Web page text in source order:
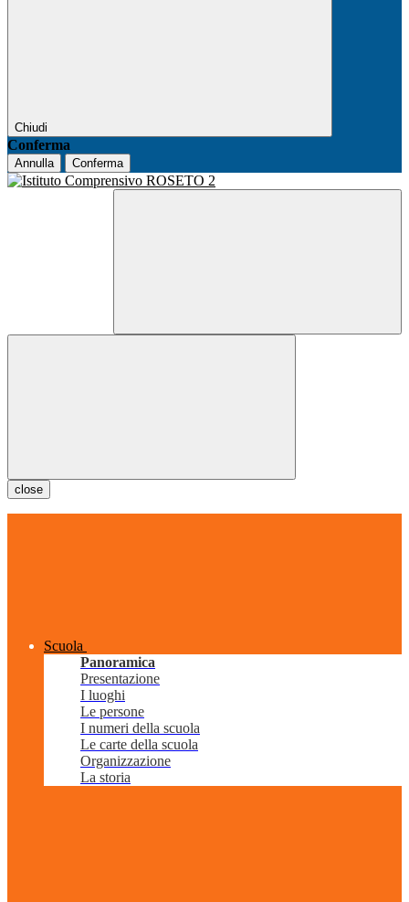
Chiudi
Conferma
Annulla Conferma
close
Scuola
Panoramica
Presentazione
I luoghi
Le persone
I numeri della scuola
Le carte della scuola
Organizzazione
La storia